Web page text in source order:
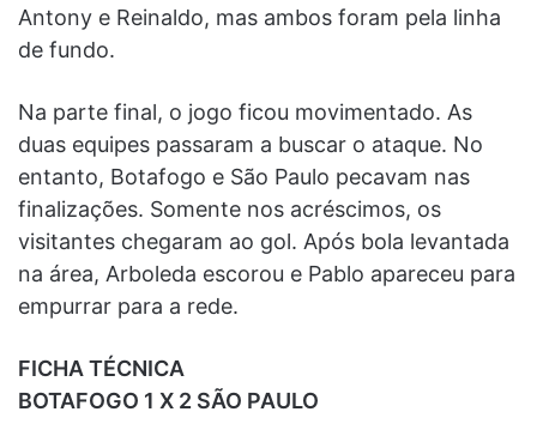
Antony e Reinaldo, mas ambos foram pela linha
de fundo.
Na parte final, o jogo ficou movimentado. As
duas equipes passaram a buscar o ataque. No
entanto, Botafogo e São Paulo pecavam nas
finalizações. Somente nos acréscimos, os
visitantes chegaram ao gol. Após bola levantada
na área, Arboleda escorou e Pablo apareceu para
empurrar para a rede.
FICHA TÉCNICA
BOTAFOGO 1 X 2 SÃO PAULO